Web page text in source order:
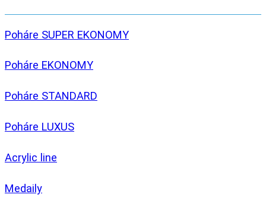
Poháre SUPER EKONOMY
Poháre EKONOMY
Poháre STANDARD
Poháre LUXUS
Acrylic line
Medaily